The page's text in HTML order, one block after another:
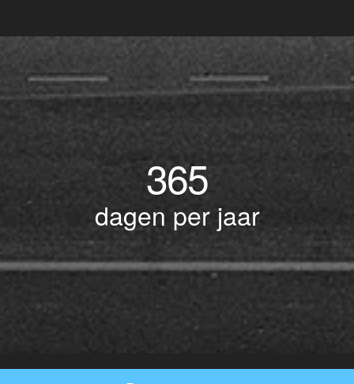
365
dagen per jaar